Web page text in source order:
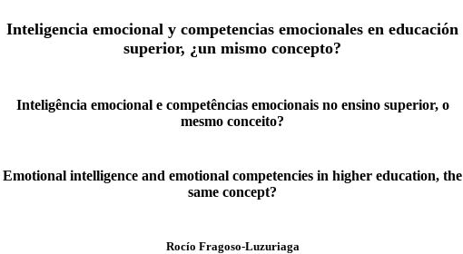
Inteligencia emocional y competencias emocionales en educación
superior, ¿un mismo concepto?
Inteligência emocional e competências emocionais no ensino superior, o
mesmo conceito?
Emotional intelligence and emotional competencies in higher education, the
same concept?
Rocío Fragoso-Luzuriaga